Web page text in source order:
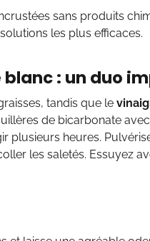
sans produits
les plus efficaces.
: un duo
tandis que le
de bicarbonate avec
plusieurs heures.
les saletés. Essuyez